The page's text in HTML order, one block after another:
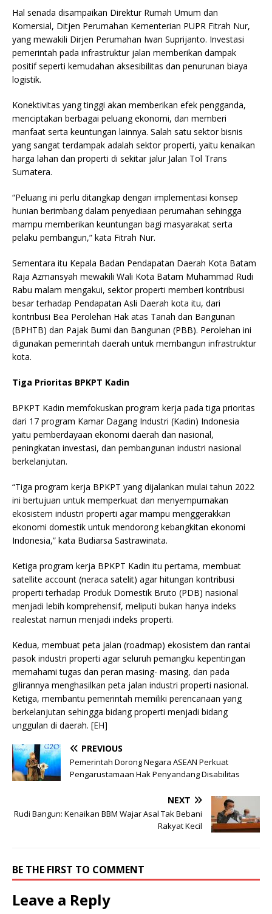
Hal senada disampaikan Direktur Rumah Umum dan
Komersial, Ditjen Perumahan Kementerian PUPR Fitrah Nur,
yang mewakili Dirjen Perumahan Iwan Suprijanto. Investasi
pemerintah pada infrastruktur jalan memberikan dampak
positif seperti kemudahan aksesibilitas dan penurunan biaya
logistik.
Konektivitas yang tinggi akan memberikan efek pengganda,
menciptakan berbagai peluang ekonomi, dan memberi
manfaat serta keuntungan lainnya. Salah satu sektor bisnis
yang sangat terdampak adalah sektor properti, yaitu kenaikan
harga lahan dan properti di sekitar jalur Jalan Tol Trans
Sumatera.
“Peluang ini perlu ditangkap dengan implementasi konsep
hunian berimbang dalam penyediaan perumahan sehingga
mampu memberikan keuntungan bagi masyarakat serta
pelaku pembangun,” kata Fitrah Nur.
Sementara itu Kepala Badan Pendapatan Daerah Kota Batam
Raja Azmansyah mewakili Wali Kota Batam Muhammad Rudi
Rabu malam mengakui, sektor properti memberi kontribusi
besar terhadap Pendapatan Asli Daerah kota itu, dari
kontribusi Bea Perolehan Hak atas Tanah dan Bangunan
(BPHTB) dan Pajak Bumi dan Bangunan (PBB). Perolehan ini
digunakan pemerintah daerah untuk membangun infrastruktur
kota.
Tiga Prioritas BPKPT Kadin
BPKPT Kadin memfokuskan program kerja pada tiga prioritas
dari 17 program Kamar Dagang Industri (Kadin) Indonesia
yaitu pemberdayaan ekonomi daerah dan nasional,
peningkatan investasi, dan pembangunan industri nasional
berkelanjutan.
“Tiga program kerja BPKPT yang dijalankan mulai tahun 2022
ini bertujuan untuk memperkuat dan menyempurnakan
ekosistem industri properti agar mampu menggerakkan
ekonomi domestik untuk mendorong kebangkitan ekonomi
Indonesia,” kata Budiarsa Sastrawinata.
Ketiga program kerja BPKPT Kadin itu pertama, membuat
satellite account (neraca satelit) agar hitungan kontribusi
properti terhadap Produk Domestik Bruto (PDB) nasional
menjadi lebih komprehensif, meliputi bukan hanya indeks
realestat namun menjadi indeks properti.
Kedua, membuat peta jalan (roadmap) ekosistem dan rantai
pasok industri properti agar seluruh pemangku kepentingan
memahami tugas dan peran masing- masing, dan pada
gilirannya menghasilkan peta jalan industri properti nasional.
Ketiga, membantu pemerintah memiliki perencanaan yang
berkelanjutan sehingga bidang properti menjadi bidang
unggulan di daerah. [EH]
PREVIOUS
Pemerintah Dorong Negara ASEAN Perkuat
Pengarustamaan Hak Penyandang Disabilitas
NEXT
Rudi Bangun: Kenaikan BBM Wajar Asal Tak Bebani
Rakyat Kecil
BE THE FIRST TO COMMENT
Leave a Reply